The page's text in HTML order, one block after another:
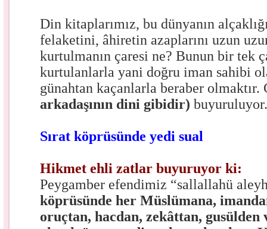
Din kitaplarımız, bu dünyanın
felaketini, âhiretin azaplarını uzun
kurtulmanın çaresi ne? Bunun bir tek
kurtulanlarla yani doğru iman sahibi
günahtan kaçanlarla beraber
arkadaşının dini gibidir)
Sırat köprüsünde yedi sual
Hikmet ehli zatlar buyuruyor ki:
Peygamber efendimiz “sallallahü
köprüsünde her Müslümana,
oruçtan, hacdan, zekâttan, gusülden